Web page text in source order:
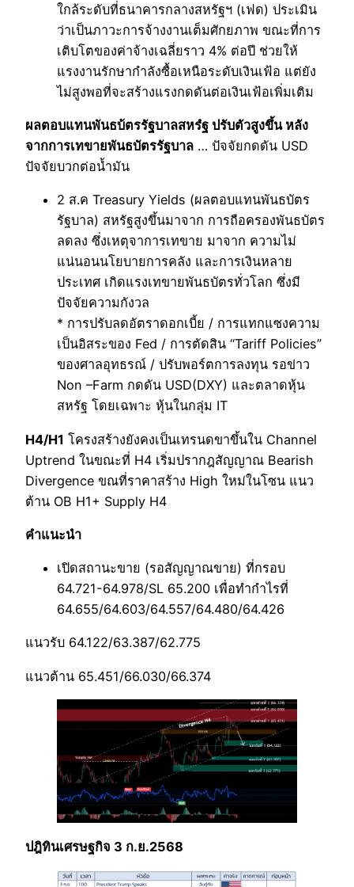
ใกล้ระดับที่ธนาคารกลางสหรัฐฯ (เฟด) ประเมิน
ว่าเป็นภาวะการจ้างงานเต็มศักยภาพ ขณะที่การ
เติบโตของค่าจ้างเฉลี่ยราว 4% ต่อปี ช่วยให้
แรงงานรักษากำลังซื้อเหนือระดับเงินเฟ้อ แต่ยัง
ไม่สูงพอที่จะสร้างแรงกดดันต่อเงินเฟ้อเพิ่มเติม
ผลตอบแทนพันธบ้ตรรัฐบาลสหรํฐ ปรับตัวสูงขึ้น หลัง
จากการเทขายพันธบัตรรัฐบาล … ปัจจัยกดดัน USD
ปัจจัยบวกต่อน้ำมัน
2 ส.ค Treasury Yields (ผลตอบแทนพันธบัตร
รัฐบาล) สหรัฐสูงขึ้นมาจาก การถือครองพันธบัตร
ลดลง ซึ่งเหตุจาการเทขาย มาจาก ความไม่
แน่นอนนโยบายการคลัง และการเงินหลาย
ประเทศ เกิดแรงเทขายพันธบัตรทั่วโลก ซึ่งมี
ปัจจัยความกังวล
* การปรับลดอัตราดอกเบี้ย / การแทกแซงความ
เป็นอิสระของ Fed / การตัดสิน “Tariff Policies”
ของศาลอุทธรณ์ / ปรับพอร์ตการลงทุน รอข่าว
Non –Farm กดดัน USD(DXY) และตลาดหุ้น
สหรัฐ โดยเฉพาะ หุ้นในกลุ่ม IT
H4/H1 โครงสร้างยังคงเป็นเทรนดขาขึ้นใน Channel
Uptrend ในขณะที่ H4 เริ่มปรากฎสัญญาณ Bearish
Divergence ขณที่ราคาสร้าง High ใหม่ในโซน แนว
ต้าน OB H1+ Supply H4
คำแนะนำ
เปิดสถานะขาย (รอสัญญาณขาย) ที่กรอบ
64.721-64.978/SL 65.200 เพื่อทำกำไรที่
64.655/64.603/64.557/64.480/64.426
แนวรับ 64.122/63.387/62.775
แนวต้าน 65.451/66.030/66.374
ปฎิทินเศรษฐกิจ 3 ก.ย.2568